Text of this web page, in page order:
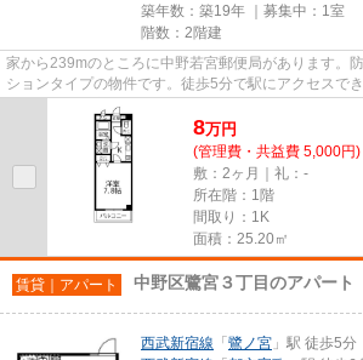
築年数：築19年 ｜募集中： 1室
階数：2階建
家から239mのところに中野若宮郵便局があります。
ションタイプの物件です。徒歩5分で駅にアクセスで
なアクセスの良いマンションで...
8万円
(管理費・共益費 5,000円)
敷：2ヶ月｜礼：-
所在階：1階
間取り：1K
面積：25.20㎡
賃貸｜アパート 中野区鷺宮３丁目のアパート
西武新宿線 「 鷺ノ宮 」駅 徒歩5分